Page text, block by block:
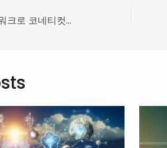
워싱턴 미스틱스, 완벽한 팀워크로 코네티컷 선 제압